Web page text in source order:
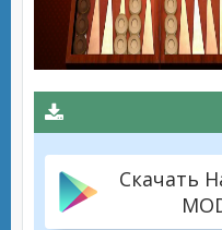
Скачать